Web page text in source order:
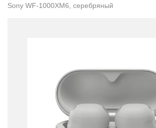
Sony WF-1000XM6, серебряный